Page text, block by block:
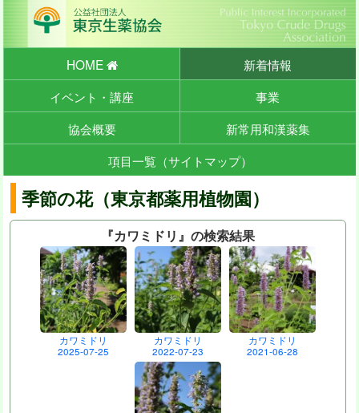
HOME
新着情報
イベント・講座
事業
協会概要
新常用和漢薬集
項目一覧（サイトマップ）
季節の花（東京都薬用植物園）
『カワミドリ』の検索結果
カワミドリ
2025-07-25
カワミドリ
2022-07-23
カワミドリ
2021-06-28